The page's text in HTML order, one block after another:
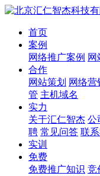
首页
案例
网络推广案例 网
合作
网站策划 网络营
管 主机域名
实力
关于汇仁智杰 公
聘 常见问答 联
实训
免费
免费推广知识 竞